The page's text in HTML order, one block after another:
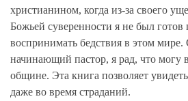
христианином, когда из-за своего
Божьей суверенности я не был готов
воспринимать бедствия в этом мире.
начинающий пастор, я рад, что могу
общине. Эта книга позволяет
даже во время страданий.